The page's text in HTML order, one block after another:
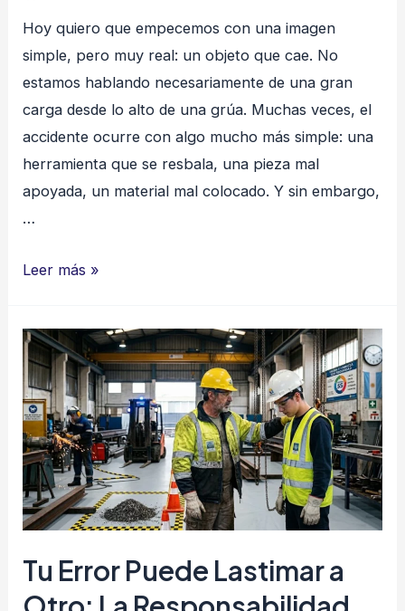
Hoy quiero que empecemos con una imagen
simple, pero muy real: un objeto que cae. No
estamos hablando necesariamente de una gran
carga desde lo alto de una grúa. Muchas veces, el
accidente ocurre con algo mucho más simple: una
herramienta que se resbala, una pieza mal
apoyada, un material mal colocado. Y sin embargo,
…
Cuidado
que
cae:
pequeños
descuidos,
grandes
consecuencias
Leer más »
Tu Error Puede Lastimar a